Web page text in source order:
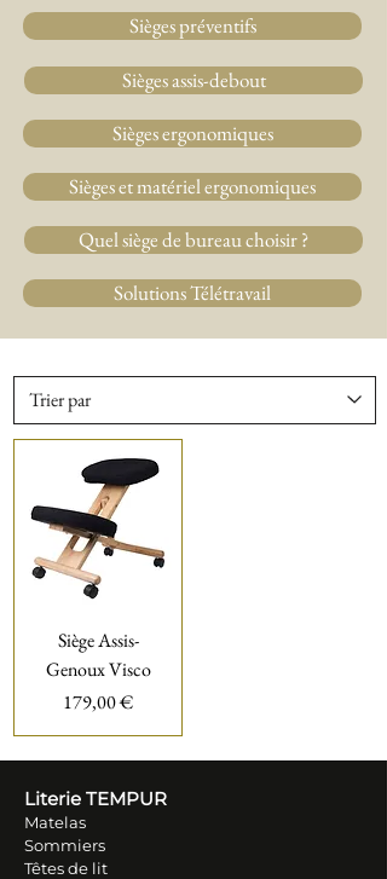
Sièges préventifs
Sièges assis-debout
Sièges ergonomiques
Sièges et matériel ergonomiques
Quel siège de bureau choisir ?
Solutions Télétravail
Siège Assis-
Genoux Visco
Prix
179,00 €
Literie TEMPUR
Matelas
Sommiers
Têtes de lit